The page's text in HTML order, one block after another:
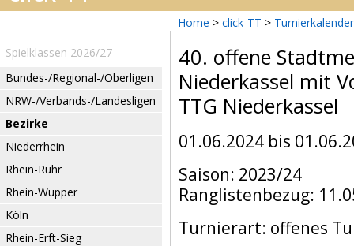
Home > click-TT > Turnierkalender
Spielklassen 2026/27
Bundes-/Regional-/Oberligen
NRW-/Verbands-/Landesligen
Bezirke
Niederrhein
Rhein-Ruhr
Rhein-Wupper
Köln
Rhein-Erft-Sieg
40. offene
Niederkassel mit
TTG Niederkassel
01.06.2024 bis
Saison: 2023/24
Ranglistenbezug:
Turnierart: offenes